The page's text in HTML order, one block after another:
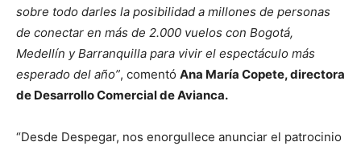
sobre todo darles la posibilidad a millones de personas
de conectar en más de 2.000 vuelos con Bogotá,
Medellín y Barranquilla para vivir el espectáculo más
esperado del año”, comentó Ana María Copete, directora
de Desarrollo Comercial de Avianca.
“Desde Despegar, nos enorgullece anunciar el patrocinio